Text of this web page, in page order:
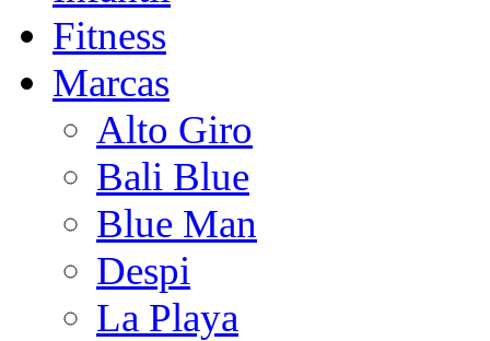
Fitness
Marcas
Alto Giro
Bali Blue
Blue Man
Despi
La Playa